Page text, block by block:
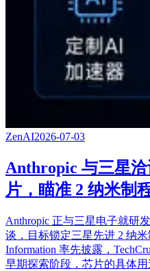
ZenAI2026-07-03
Anthropic 与三星
片，瞄准 2 纳米制
Anthropic 正与三星电子就研
谈，目标锁定三星先进 2 纳
Information 率先披露，
早期探索阶段，芯片的具体